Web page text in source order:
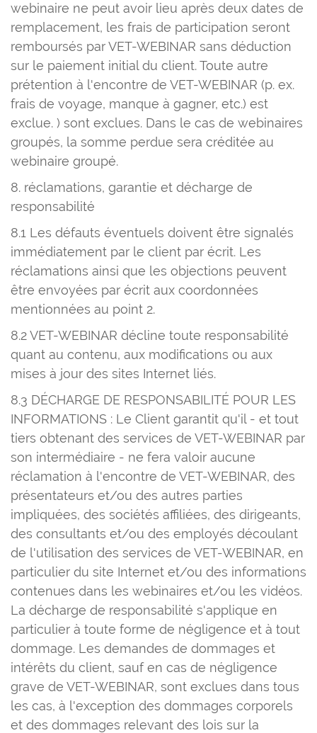
webinaire ne peut avoir lieu après deux dates de
remplacement, les frais de participation seront
remboursés par VET-WEBINAR sans déduction
sur le paiement initial du client. Toute autre
prétention à l'encontre de VET-WEBINAR (p. ex.
frais de voyage, manque à gagner, etc.) est
exclue. ) sont exclues. Dans le cas de webinaires
groupés, la somme perdue sera créditée au
webinaire groupé.
8. réclamations, garantie et décharge de
responsabilité
8.1 Les défauts éventuels doivent être signalés
immédiatement par le client par écrit. Les
réclamations ainsi que les objections peuvent
être envoyées par écrit aux coordonnées
mentionnées au point 2.
8.2 VET-WEBINAR décline toute responsabilité
quant au contenu, aux modifications ou aux
mises à jour des sites Internet liés.
8.3 DÉCHARGE DE RESPONSABILITÉ POUR LES
INFORMATIONS : Le Client garantit qu'il - et tout
tiers obtenant des services de VET-WEBINAR par
son intermédiaire - ne fera valoir aucune
réclamation à l'encontre de VET-WEBINAR, des
présentateurs et/ou des autres parties
impliquées, des sociétés affiliées, des dirigeants,
des consultants et/ou des employés découlant
de l'utilisation des services de VET-WEBINAR, en
particulier du site Internet et/ou des informations
contenues dans les webinaires et/ou les vidéos.
La décharge de responsabilité s'applique en
particulier à toute forme de négligence et à tout
dommage. Les demandes de dommages et
intérêts du client, sauf en cas de négligence
grave de VET-WEBINAR, sont exclues dans tous
les cas, à l'exception des dommages corporels
et des dommages relevant des lois sur la